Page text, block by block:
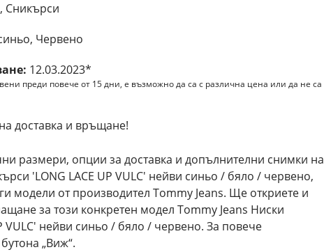
Сникърси
Червено
12.03.2023*
преди повече от 15 дни, е възможно да са с различна цена или да не са
доставка и връщане!
размери, опции за доставка и допълнителни снимки на
'LONG LACE UP VULC' нейви синьо / бяло / червено,
модели от производител Tommy Jeans. Ще откриете и
за този конкретен модел Tommy Jeans Ниски
VULC' нейви синьо / бяло / червено. За повече
„Виж“.